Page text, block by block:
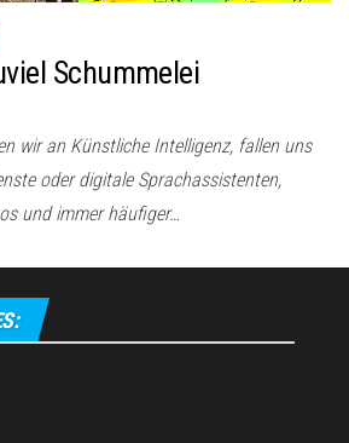
Schummelei
wir an Künstliche Intelligenz, fallen uns
oder digitale Sprachassistenten,
und immer häufiger…